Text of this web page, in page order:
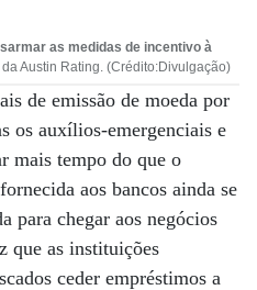
as medidas de incentivo à
Austin Rating. (Crédito:Divulgação)
de emissão de moeda por
os auxílios-emergenciais e
mais tempo do que o
aos bancos ainda se
para chegar aos negócios
que as instituições
ceder empréstimos a